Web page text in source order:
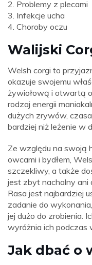
2. Problemy z plecami
3. Infekcje ucha
4. Choroby oczu
Walijski
Welsh corgi to
okazuje swojemu
żywiołową i otwartą
rodzaj energii
dużych zrywów,
bardziej niż leżenie w
Ze względu na swoją
owcami i bydłem,
szczekliwy, a także
jest zbyt nachalny
Rasa jest najbardziej
zadanie do
jej dużo do zrobienia.
wyróżnia ich podczas
Jak dbać o